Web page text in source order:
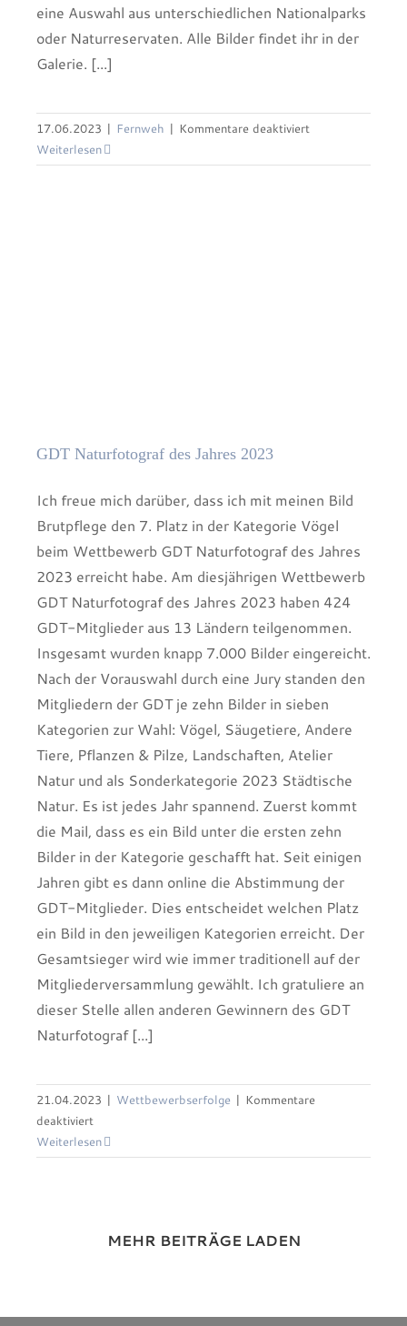
eine Auswahl aus unterschiedlichen Nationalparks
oder Naturreservaten. Alle Bilder findet ihr in der
Galerie. [...]
17.06.2023 | Fernweh | Kommentare deaktiviert
(k)eine
Weiterlesen
GDT Naturfotograf des Jahres 2023
GDT Naturfotograf des Jahres 2023
Ich freue mich darüber, dass ich mit meinen Bild
Brutpflege den 7. Platz in der Kategorie Vögel
beim Wettbewerb GDT Naturfotograf des Jahres
2023 erreicht habe. Am diesjährigen Wettbewerb
GDT Naturfotograf des Jahres 2023 haben 424
GDT-Mitglieder aus 13 Ländern teilgenommen.
Insgesamt wurden knapp 7.000 Bilder eingereicht.
Nach der Vorauswahl durch eine Jury standen den
Mitgliedern der GDT je zehn Bilder in sieben
Kategorien zur Wahl: Vögel, Säugetiere, Andere
Tiere, Pflanzen & Pilze, Landschaften, Atelier
Natur und als Sonderkategorie 2023 Städtische
Natur. Es ist jedes Jahr spannend. Zuerst kommt
die Mail, dass es ein Bild unter die ersten zehn
Bilder in der Kategorie geschafft hat. Seit einigen
Jahren gibt es dann online die Abstimmung der
GDT-Mitglieder. Dies entscheidet welchen Platz
ein Bild in den jeweiligen Kategorien erreicht. Der
Gesamtsieger wird wie immer traditionell auf der
Mitgliederversammlung gewählt. Ich gratuliere an
dieser Stelle allen anderen Gewinnern des GDT
Naturfotograf [...]
21.04.2023 | Wettbewerbserfolge | Kommentare
deaktiviert
GDT
Naturfotograf
Weiterlesen
MEHR BEITRÄGE LADEN